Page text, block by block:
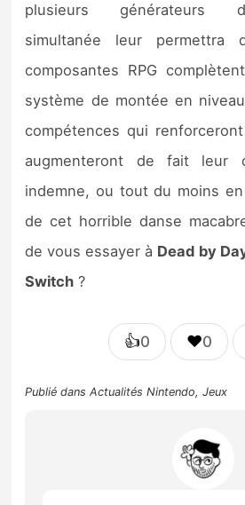
plusieurs générateurs
simultanée leur permettra
composantes RPG
système de montée en
compétences qui
augmenteront de fait leur
indemne, ou tout du moins
de cet horrible danse
de vous essayer à Dead by
Switch ?
👍0 ❤️0
Publié dansActualités Nintendo,Jeux